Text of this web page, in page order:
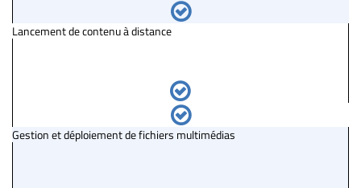
Lancement de contenu à distance
Gestion et déploiement de fichiers multimédias